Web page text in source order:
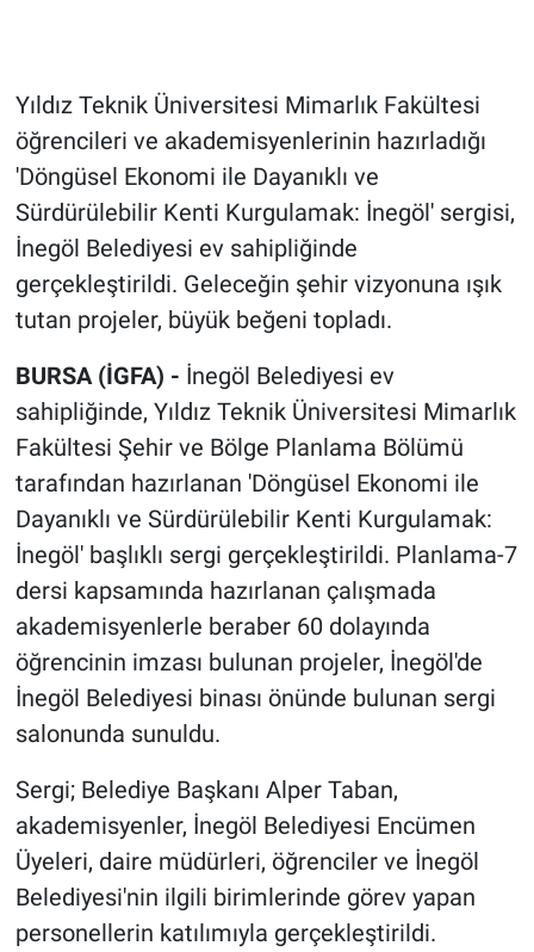
Yıldız Teknik Üniversitesi Mimarlık Fakültesi
öğrencileri ve akademisyenlerinin hazırladığı
'Döngüsel Ekonomi ile Dayanıklı ve
Sürdürülebilir Kenti Kurgulamak: İnegöl' sergisi,
İnegöl Belediyesi ev sahipliğinde
gerçekleştirildi. Geleceğin şehir vizyonuna ışık
tutan projeler, büyük beğeni topladı.
BURSA (İGFA) - İnegöl Belediyesi ev
sahipliğinde, Yıldız Teknik Üniversitesi Mimarlık
Fakültesi Şehir ve Bölge Planlama Bölümü
tarafından hazırlanan 'Döngüsel Ekonomi ile
Dayanıklı ve Sürdürülebilir Kenti Kurgulamak:
İnegöl' başlıklı sergi gerçekleştirildi. Planlama-7
dersi kapsamında hazırlanan çalışmada
akademisyenlerle beraber 60 dolayında
öğrencinin imzası bulunan projeler, İnegöl'de
İnegöl Belediyesi binası önünde bulunan sergi
salonunda sunuldu.
Sergi; Belediye Başkanı Alper Taban,
akademisyenler, İnegöl Belediyesi Encümen
Üyeleri, daire müdürleri, öğrenciler ve İnegöl
Belediyesi'nin ilgili birimlerinde görev yapan
personellerin katılımıyla gerçekleştirildi.